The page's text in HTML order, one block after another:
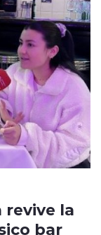
revive la
bar